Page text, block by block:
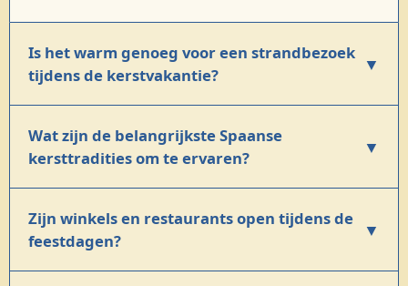
Is het warm genoeg voor een strandbezoek
tijdens de kerstvakantie?
▼
Wat zijn de belangrijkste Spaanse
kersttradities om te ervaren?
▼
Zijn winkels en restaurants open tijdens de
feestdagen?
▼